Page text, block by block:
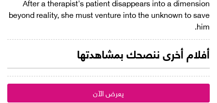
beyond reality, she must venture into the unknown to save
him.
أفلام أخرى ننصحك بمشاهدتها
يعرض الآن